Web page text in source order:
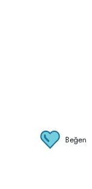
Beğen